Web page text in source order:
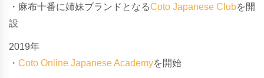
・麻布十番に姉妹ブランドとなるCoto Japanese Clubを開
設
2019年
・ Coto Online Japanese Academyを開始